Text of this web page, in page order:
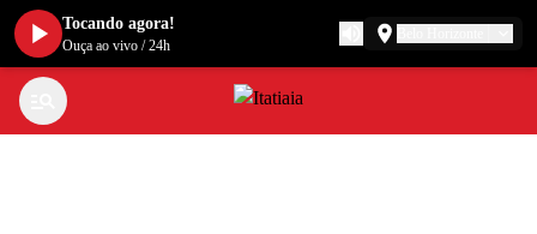
Tocando agora!
Ouça ao vivo /24h